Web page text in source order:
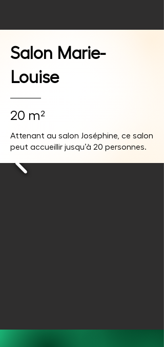
Salon Marie-
Louise
20 m²
Attenant au salon Joséphine, ce salon
peut accueillir jusqu’à 20 personnes.